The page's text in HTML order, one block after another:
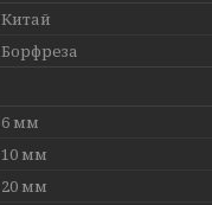
Китай
Борфреза
6 мм
10 мм
20 мм